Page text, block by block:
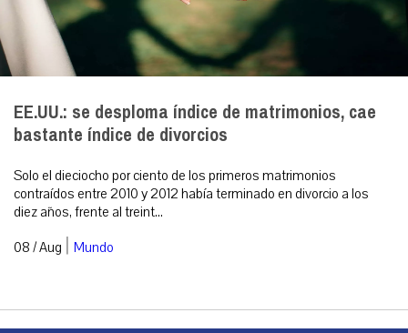
EE.UU.: se desploma índice de matrimonios, cae
bastante índice de divorcios
Solo el dieciocho por ciento de los primeros matrimonios
contraídos entre 2010 y 2012 había terminado en divorcio a los
diez años, frente al treint...
08 / Aug | Mundo